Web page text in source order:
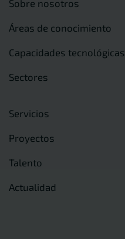
Sobre nosotros
Áreas de conocimiento
Capacidades tecnológicas
Sectores
Servicios
Proyectos
Talento
Actualidad